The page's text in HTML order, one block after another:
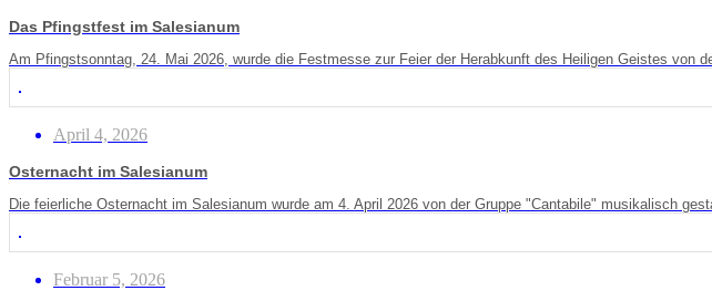
Das Pfingstfest im Salesianum
Am Pfingstsonntag, 24. Mai 2026, wurde die Festmesse zur Feier der Herabkunft des Heiligen Geistes von
April 4, 2026
Osternacht im Salesianum
Die feierliche Osternacht im Salesianum wurde am 4. April 2026 von der Gruppe "Cantabile" musikalisch
Februar 5, 2026